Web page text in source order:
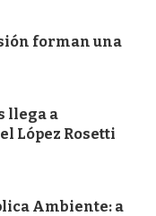
forman una
llega a
López Rosetti
Ambiente: a